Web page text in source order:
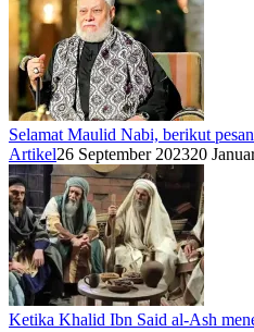
Selamat Maulid Nabi, berikut
Artikel26 September 202320
Ketika Khalid Ibn Said al-Ash